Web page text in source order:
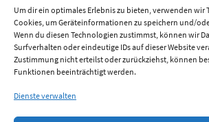
Um dir ein optimales Erlebnis zu bieten, verwenden wir
Cookies, um Geräteinformationen zu speichern und/
Wenn du diesen Technologien zustimmst, können wir
Surfverhalten oder eindeutige IDs auf dieser Website
Zustimmung nicht erteilst oder zurückziehst, können
Funktionen beeinträchtigt werden.
Dienste verwalten